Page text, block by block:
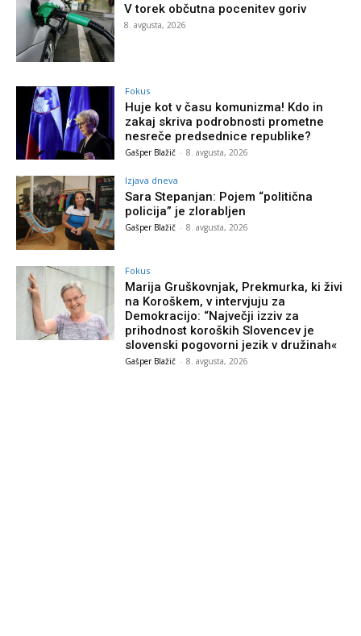
V torek občutna pocenitev goriv
8. avgusta, 2026
Fokus
Huje kot v času komunizma! Kdo in
zakaj skriva podrobnosti prometne
nesreče predsednice republike?
Gašper Blažič - 8. avgusta, 2026
Izjava dneva
Sara Stepanjan: Pojem “politična
policija” je zlorabljen
Gašper Blažič - 8. avgusta, 2026
Fokus
Marija Gruškovnjak, Prekmurka, ki živi
na Koroškem, v intervjuju za
Demokracijo: “Največji izziv za
prihodnost koroških Slovencev je
slovenski pogovorni jezik v družinah«
Gašper Blažič - 8. avgusta, 2026